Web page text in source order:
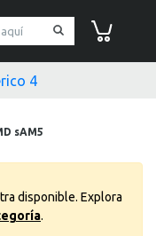
sAM5
disponible. Explora
.